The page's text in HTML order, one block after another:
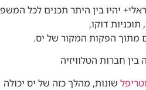
יהיו בין היתר תכנים לכל
דוקו,
מתוך הפקות המקור של יס.
חברות הטלוויזיה
שונות, מהלך כזה של יס יכולה